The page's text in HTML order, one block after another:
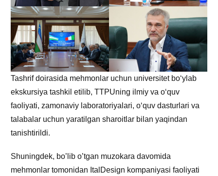
Tashrif doirasida mehmonlar uchun universitet bo‘ylab
ekskursiya tashkil etilib, TTPUning ilmiy va o‘quv
faoliyati, zamonaviy laboratoriyalari, o‘quv dasturlari va
talabalar uchun yaratilgan sharoitlar bilan yaqindan
tanishtirildi.
Shuningdek, bo’lib o’tgan muzokara davomida
mehmonlar tomonidan ItalDesign kompaniyasi faoliyati